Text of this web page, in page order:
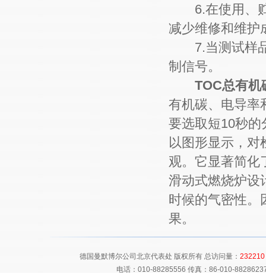
6.在使用、贮
减少维修和维护
7.当测试样品
制信号。
TOC总有机
有机碳、电导率
要选取短10秒
以图形显示，
观。它显著简化
滑动式燃烧炉设
时候的气密性。
果。
德国曼默博尔公司北京代表处 版权所有 总访问量：232210
电话：010-88285556 传真：86-010-